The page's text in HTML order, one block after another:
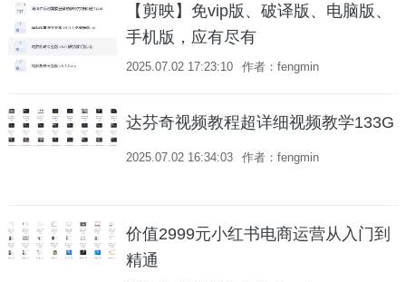
【剪映】免vip版、破译版、电脑版、
手机版，应有尽有
2025.07.02 17:23:10 作者：fengmin
达芬奇视频教程超详细视频教学133G
2025.07.02 16:34:03 作者：fengmin
价值2999元小红书电商运营从入门到
精通